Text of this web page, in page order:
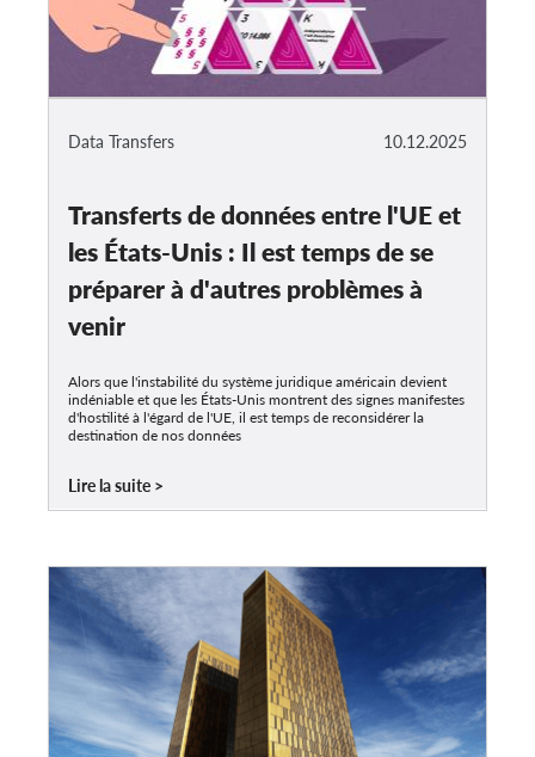
10.12.2025
Data Transfers
Transferts de données entre l'UE et
les États-Unis : Il est temps de se
préparer à d'autres problèmes à
venir
Alors que l'instabilité du système juridique américain devient
indéniable et que les États-Unis montrent des signes manifestes
d'hostilité à l'égard de l'UE, il est temps de reconsidérer la
destination de nos données
Lire la suite